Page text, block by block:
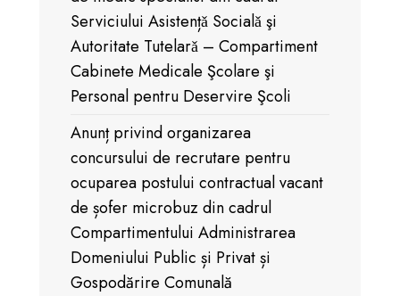
Serviciului Asistențǎ Socialǎ şi
Autoritate Tutelarǎ – Compartiment
Cabinete Medicale Şcolare şi
Personal pentru Deservire Şcoli
Anunț privind organizarea
concursului de recrutare pentru
ocuparea postului contractual vacant
de șofer microbuz din cadrul
Compartimentului Administrarea
Domeniului Public și Privat și
Gospodărire Comunală